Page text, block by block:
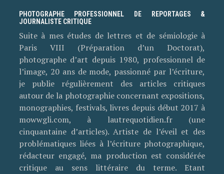
PHOTOGRAPHE PROFESSIONNEL DE REPORTAGES &
JOURNALISTE CRITIQUE
Suite à mes études de lettres et de sémiologie à
Paris VIII (Préparation d’un Doctorat),
photographe d’art depuis 1980, professionnel de
l’image, 20 ans de mode, passionné par l’écriture,
je publie régulièrement des articles critiques
autour de la photographie concernant expositions,
monographies, festivals, livres depuis début 2017 à
mowwgli.com, à lautrequotidien.fr (une
cinquantaine d’articles). Artiste de l’éveil et des
problématiques liées à l’écriture photographique,
rédacteur engagé, ma production est considérée
critique au sens littéraire du terme. Etant